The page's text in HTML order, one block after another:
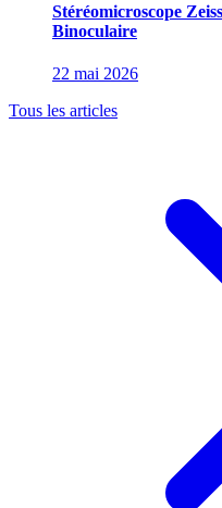
Stéréomicroscope
Binoculaire
22 mai 2026
Tous les articles